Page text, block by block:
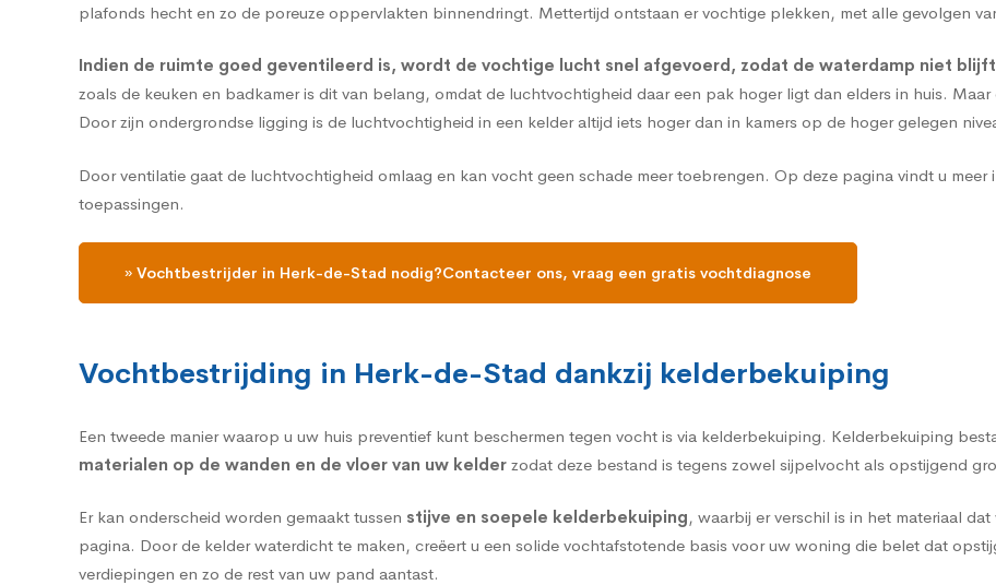
plafonds hecht en zo de poreuze oppervlakten binnendringt. Mettertijd ontstaan er vochtige plekken, met alle gevolgen
Indien de ruimte goed geventileerd is, wordt de vochtige lucht snel afgevoerd, zodat de waterdamp niet blijft
zoals de keuken en badkamer is dit van belang, omdat de luchtvochtigheid daar een pak hoger ligt dan elders in huis.
Door zijn ondergrondse ligging is de luchtvochtigheid in een kelder altijd iets hoger dan in kamers op de hoger gelegen
Door ventilatie gaat de luchtvochtigheid omlaag en kan vocht geen schade meer toebrengen. Op deze pagina vindt u meer
toepassingen.
» Vochtbestrijder in Herk-de-Stad nodig?Contacteer ons, vraag een gratis vochtdiagnose
Vochtbestrijding in Herk-de-Stad dankzij kelderbekuiping
Een tweede manier waarop u uw huis preventief kunt beschermen tegen vocht is via kelderbekuiping. Kelderbekuiping
materialen op de wanden en de vloer van uw kelder zodat deze bestand is tegens zowel sijpelvocht als opstijgend
Er kan onderscheid worden gemaakt tussen stijve en soepele kelderbekuiping, waarbij er verschil is in het materiaal
pagina. Door de kelder waterdicht te maken, creëert u een solide vochtafstotende basis voor uw woning die belet dat
verdiepingen en zo de rest van uw pand aantast.